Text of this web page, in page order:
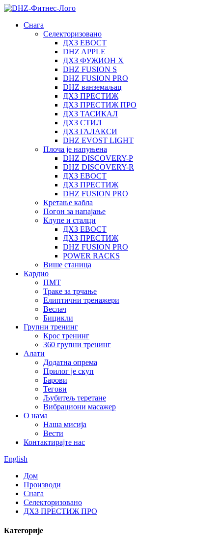
Снага
Селекторизовано
ДХЗ ЕВОСТ
DHZ APPLE
ДХЗ ФУЖИОН Х
DHZ FUSION S
DHZ FUSION PRO
DHZ ванземаљац
ДХЗ ПРЕСТИЖ
ДХЗ ПРЕСТИЖ ПРО
ДХЗ ТАСИКАЛ
ДХЗ СТИЛ
ДХЗ ГАЛАКСИ
DHZ EVOST LIGHT
Плоча је напуњена
DHZ DISCOVERY-P
DHZ DISCOVERY-R
ДХЗ ЕВОСТ
ДХЗ ПРЕСТИЖ
DHZ FUSION PRO
Кретање кабла
Погон за напајање
Клупе и сталци
ДХЗ ЕВОСТ
ДХЗ ПРЕСТИЖ
DHZ FUSION PRO
POWER RACKS
Више станица
Кардио
ПМТ
Траке за трчање
Елиптични тренажери
Веслач
Бицикли
Групни тренинг
Крос тренинг
360 групни тренинг
Алати
Додатна опрема
Прилог је скуп
Барови
Тегови
Љубитељ теретане
Вибрациони масажер
О нама
Наша мисија
Вести
Контактирајте нас
English
Дом
Производи
Снага
Селекторизовано
ДХЗ ПРЕСТИЖ ПРО
Категорије